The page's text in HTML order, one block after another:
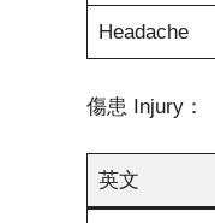
Headache
傷患 Injury：
英文